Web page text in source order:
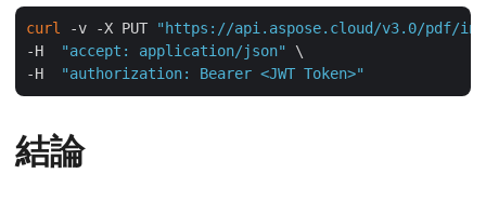
curl -v -X PUT
"https://api.aspose.cloud/v3.0/pdf/
-H
"accept: application/json"
\
-H
"authorization: Bearer <JWT Token>"
結論